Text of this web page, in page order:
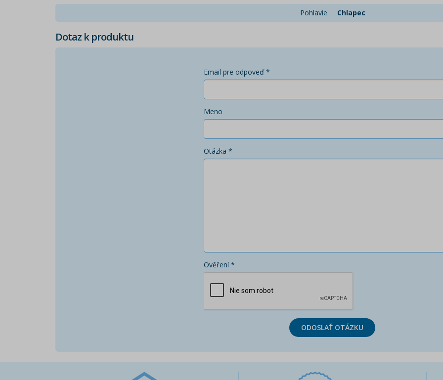
Pohlavie
Chlapec
Dotaz k produktu
Email pre odpoveď *
Meno
Otázka *
Ověření *
ODOSLAŤ OTÁZKU